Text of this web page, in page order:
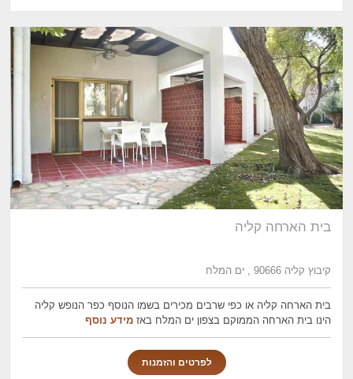
בית הארחה קליה
קיבוץ קליה 90666 , ים המלח
בית הארחה קליה או כפי שרבים מכירים בשמו הנוסף כפר הנופש קליה
הינו בית הארחה הממוקם בצפון ים המלח באזמידע נוסף
לפרטים והזמנות